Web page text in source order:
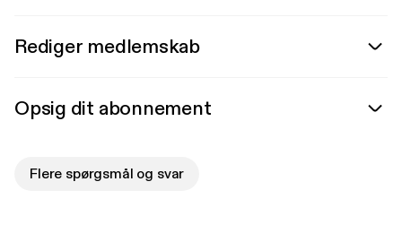
Rediger medlemskab
Opsig dit abonnement
Flere spørgsmål og svar